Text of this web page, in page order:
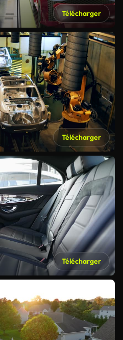
Télécharger
Télécharger
Télécharger